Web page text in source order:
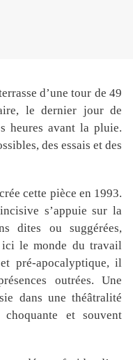
d’une tour de 49
le dernier jour de
heures avant la pluie.
des essais et des
cette pièce en 1993.
s’appuie sur la
dites ou suggérées,
ici le monde du travail
pré-apocalyptique, il
outrées. Une
dans une théâtralité
choquante et souvent